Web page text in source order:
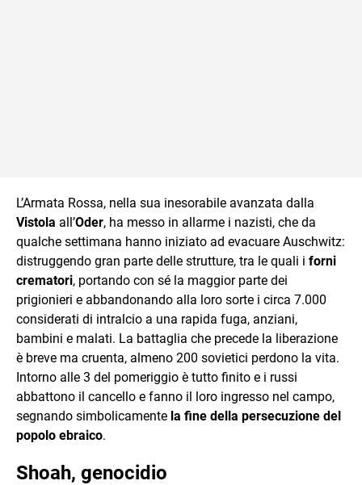
L’Armata Rossa, nella sua inesorabile avanzata dalla
Vistola all’Oder, ha messo in allarme i nazisti, che da
qualche settimana hanno iniziato ad evacuare Auschwitz:
distruggendo gran parte delle strutture, tra le quali i forni
crematori, portando con sé la maggior parte dei
prigionieri e abbandonando alla loro sorte i circa 7.000
considerati di intralcio a una rapida fuga, anziani,
bambini e malati. La battaglia che precede la liberazione
è breve ma cruenta, almeno 200 sovietici perdono la vita.
Intorno alle 3 del pomeriggio è tutto finito e i russi
abbattono il cancello e fanno il loro ingresso nel campo,
segnando simbolicamente la fine della persecuzione del
popolo ebraico.
Shoah, genocidio